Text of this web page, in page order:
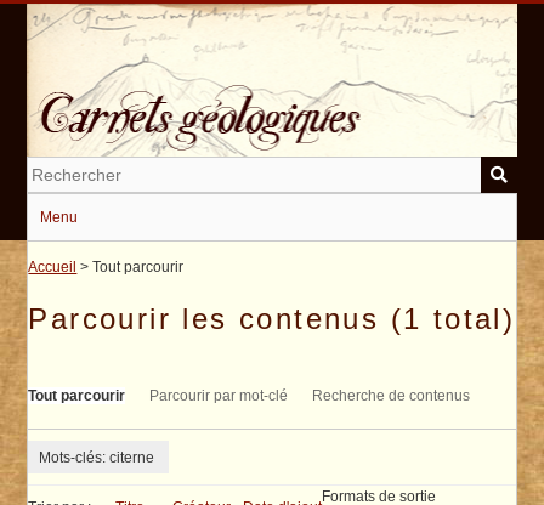
Passer
Menu
Accueil > Tout parcourir
Parcourir les contenus (1 total)
Tout parcourir Parcourir par mot-clé Recherche de contenus
Mots-clés: citerne
Formats de sortie